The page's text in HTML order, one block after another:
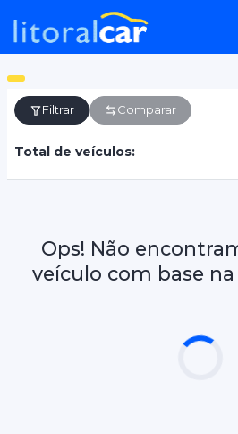
Filtrar Comparar
Total de veículos:
Ops! Não
veículo com base na